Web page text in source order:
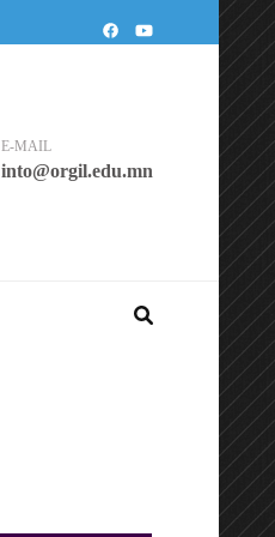
E-MAIL
into@orgil.edu.mn